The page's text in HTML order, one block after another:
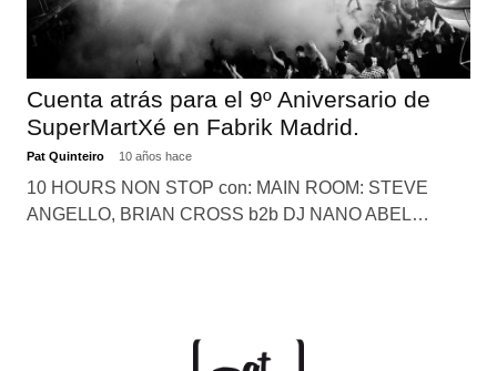
Cuenta atrás para el 9º Aniversario de
SuperMartXé en Fabrik Madrid.
Pat Quinteiro 10 años hace
10 HOURS NON STOP con: MAIN ROOM: STEVE
ANGELLO, BRIAN CROSS b2b DJ NANO ABEL…